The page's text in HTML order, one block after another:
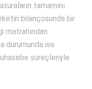
tamamını
bilançosunda bir
matrahından
durumunda ise
süreçleriyle